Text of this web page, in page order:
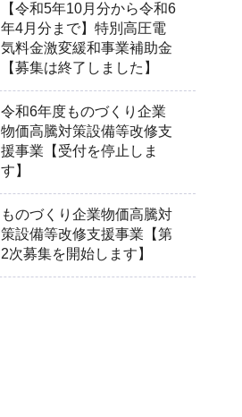
【令和5年10月分から令和6
年4月分まで】特別高圧電
気料金激変緩和事業補助金
【募集は終了しました】
令和6年度ものづくり企業
物価高騰対策設備等改修支
援事業【受付を停止しま
す】
ものづくり企業物価高騰対
策設備等改修支援事業【第
2次募集を開始します】